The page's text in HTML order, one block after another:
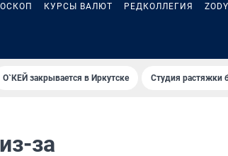
КУРСЫ ВАЛЮТ РЕДКОЛЛЕГИЯ ZODY
О`КЕЙ закрывается в Иркутске Студия растяжки
за